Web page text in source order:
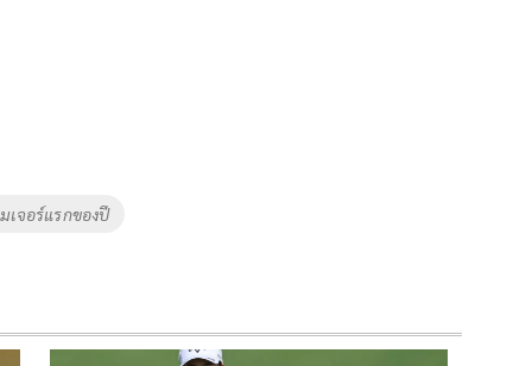
มเจอร์แรกของปี